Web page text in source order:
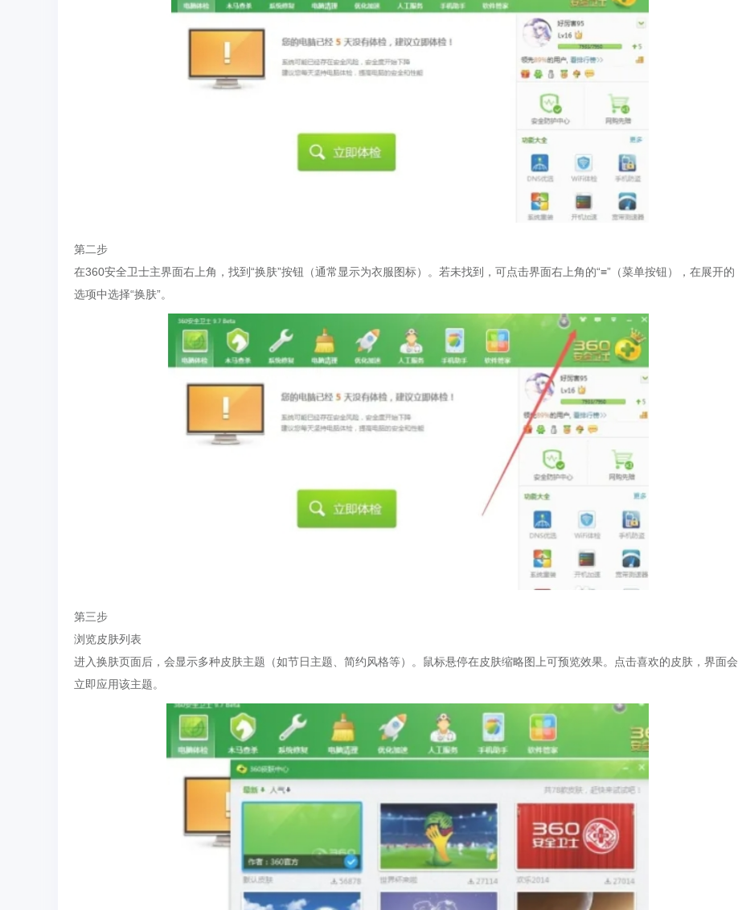
第二步
在360安全卫士主界面右上角，找到“换肤”按钮（通常显示为衣服图标）。若未找到，可点击界面右上角的“≡”（菜单按钮），在展开的
选项中选择“换肤”。
第三步
浏览皮肤列表
进入换肤页面后，会显示多种皮肤主题（如节日主题、简约风格等）。鼠标悬停在皮肤缩略图上可预览效果。点击喜欢的皮肤，界面会
立即应用该主题。